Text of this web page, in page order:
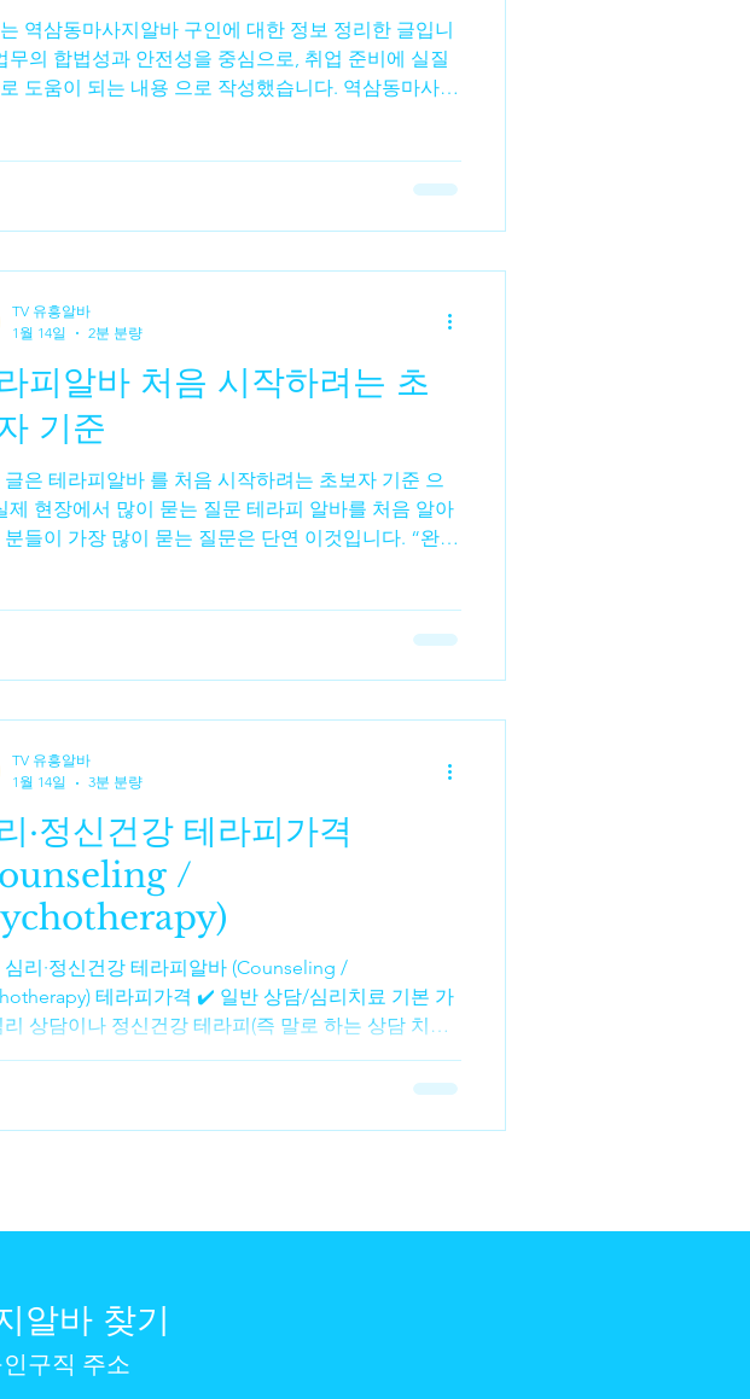
동마사지알바 구인에 대한 정보 정리한 글입니
무의 합법성과 안전성을 중심으로, 취업 준비에 실질
도움이 되는 내용 으로 작성했습니다. 역삼동마사지
리사(테라피스트)나 보조 스태프를 채용하는 활동 을
니다.역삼동은 오피스 밀집 지역으로 직장인 고객 비
여기서는 정상적인 서비스형 마사지(스포츠 마사지·
어) 채용 정보를 중심으로 설명합니다. 📌 2.
업소의 종류 역삼동에서 구인 공고가 나오는 대표적
소 유형은 다음과 같습니다. 🟡 일반 마사지숍 / 여성알
테라피 스파 스포츠 마사지, 아로마 테라
피알바 처음 시작하려는 초
기준
글은 테라피알바 를 처음 시작하려는 초보자 기준 으
제 현장에서 많이 묻는 질문 테라피 알바를 처음 알아
분들이 가장 많이 묻는 질문은 단연 이것입니다. “완전
다. 테라피는 흔히 “전문 기술이 있어야 한다”고 생
만, 실상은 누구나 배울 수 있도록 시스템화된 직종
입니다. 테라피알바 구인구직 사이트 1. 테라피가 초
게 쉬운 이유 ✔ 기술보다 ‘패턴’이 먼저다 테라피는 복
동작을 즉흥적으로 하는 것이 아니라, 정해진 순서와
을 반복하는 방식입니다. 오일 도포 → 근육 이완 → 압
→ 마무리 상체 → 하체 → 등 → 목/어
TV 유흥알바
1월 14일
2분 분량
·정신건강 테라피가격
/
리·정신건강 테라피알바 (Counseling /
테라피가격 ✔️ 일반 상담/심리치료 기본 가
리 상담이나 정신건강 테라피(즉 말로 하는 상담 치료)
문가 자격과 경력에 따라 비용이 꽤 다릅니다 . 테라피
사지가격 상담 인턴·레지던트(수련자) : 약 ₩60,000
범위로 상담료를 책정하기도 하며, 경
는 비용이 더 높고 , 신규 상담사나 인턴 상담 은 가격
아요.
TV 유흥알바
1월 14일
3분 분량
알바 찾기
구직 주소